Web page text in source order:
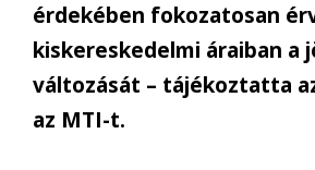
érdekében fokozatosan
kiskereskedelmi áraiban a
változását – tájékoztatta
az MTI-t.